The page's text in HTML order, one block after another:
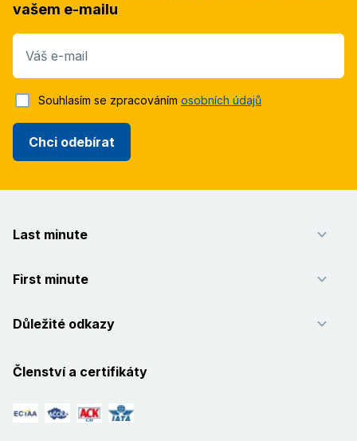
vašem e-mailu
Váš e-mail
Chci odebírat
Souhlasím se zpracováním osobních údajů
Last minute
First minute
Důležité odkazy
Členství a certifikáty